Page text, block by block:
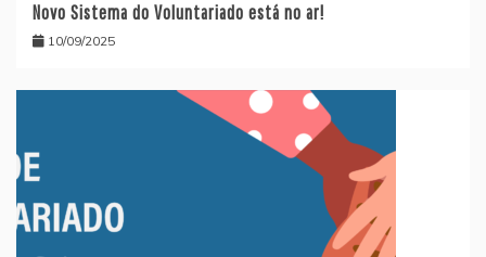
Novo Sistema do Voluntariado está no ar!
10/09/2025